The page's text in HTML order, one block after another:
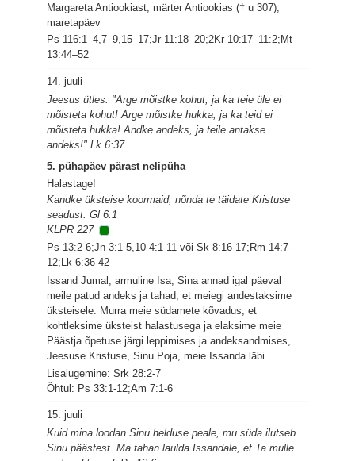
Margareta Antiookiast, märter Antiookias († u 307),
maretapäev
Ps 116:1–4,7–9,15–17;Jr 11:18–20;2Kr 10:17–11:2;Mt
13:44–52
14. juuli
Jeesus ütles: "Ärge mõistke kohut, ja ka teie üle ei
mõisteta kohut! Ärge mõistke hukka, ja ka teid ei
mõisteta hukka! Andke andeks, ja teile antakse
andeks!" Lk 6:37
5. pühapäev pärast nelipüha
Halastage!
Kandke üksteise koormaid, nõnda te täidate Kristuse
seadust. Gl 6:1
KLPR 227
Ps 13:2-6;Jn 3:1-5,10 4:1-11 või Sk 8:16-17;Rm 14:7-
12;Lk 6:36-42
Issand Jumal, armuline Isa, Sina annad igal päeval
meile patud andeks ja tahad, et meiegi andestaksime
üksteisele. Murra meie südamete kõvadus, et
kohtleksime üksteist halastusega ja elaksime meie
Päästja õpetuse järgi leppimises ja andeksandmises,
Jeesuse Kristuse, Sinu Poja, meie Issanda läbi.
Lisalugemine: Srk 28:2-7
Õhtul: Ps 33:1-12;Am 7:1-6
15. juuli
Kuid mina loodan Sinu helduse peale, mu süda ilutseb
Sinu päästest. Ma tahan laulda Issandale, et Ta mulle